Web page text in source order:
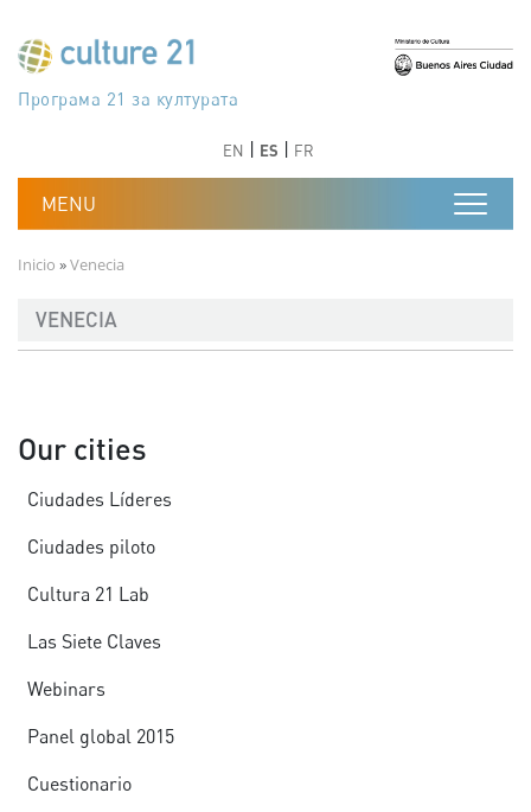
جدول أعمال القرن 21 للثقافة
Програма 21 за културата
Agenda 21 de la cultura
Agjenda 21 për kulturë
Agenda 21 van cultuur
Agenda 21 for culture
Kulturaren Agenda 21
Agenda 21 de la culture
Axenda 21 da cultura
Agenda 21 für Kultur
Agenda 21 della cultura
文化のためのアジェンダ21
دستورکار 21 برای فرهنگ
Agenda 21 dla kultury
Agenda 21 da cultura
Повестка дня 21 для культуры
Agenda 21 za kulturu
Agenda 21 de la cultura
Agenda 21 för kulturen
Kültür için Gündem 21
Порядок денний 21 для культури
EN ES FR
Ruta de navegación
Inicio Venecia
VENECIA
Our cities
Ciudades Líderes
Ciudades piloto
Cultura 21 Lab
Las Siete Claves
Webinars
Panel global 2015
Cuestionario